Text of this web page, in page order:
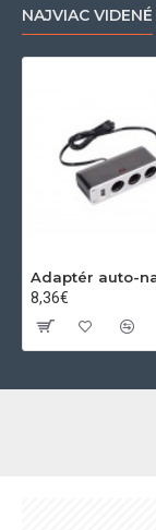
NAJVIAC VIDENÉ
8,36€